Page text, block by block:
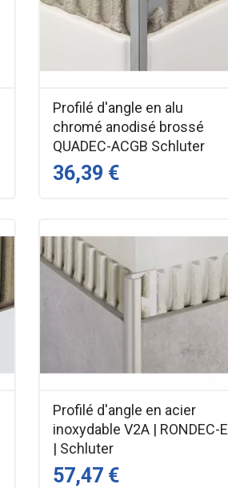
Profilé d'angle en alu
chromé anodisé brossé
QUADEC-ACGB Schluter
36,39 €
Profilé d'angle en acier
inoxydable V2A | RONDEC-E
| Schluter
57,47 €